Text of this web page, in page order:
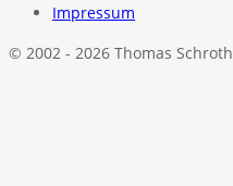
Impressum
© 2002 - 2026 Thomas Schroth